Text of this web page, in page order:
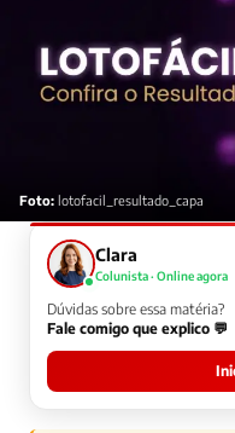
Foto: lotofacil_resultado_capa
Clara
Colunista · Online agora
Dúvidas sobre essa matéria?
Fale comigo que explico 💬